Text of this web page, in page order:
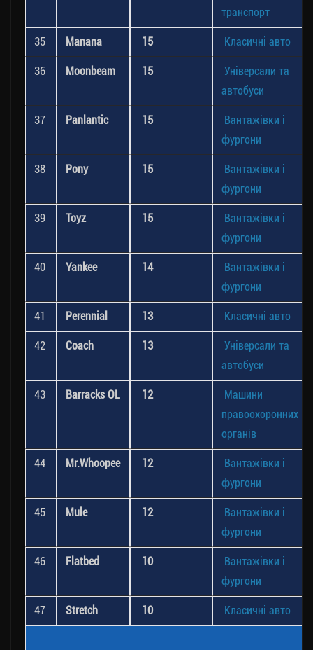
транспорт
35 Manana 15 Класичні авто
36 Moonbeam 15
Універсали та
автобуси
37 Panlantic 15
Вантажівки і
фургони
38 Pony 15
Вантажівки і
фургони
39 Toyz 15
Вантажівки і
фургони
40 Yankee 14
Вантажівки і
фургони
41 Perennial 13 Класичні авто
42 Coach 13
Універсали та
автобуси
43 Barracks OL 12
Машини
правоохоронних
органів
44 Mr.Whoopee 12
Вантажівки і
фургони
45 Mule 12
Вантажівки і
фургони
46 Flatbed 10
Вантажівки і
фургони
47 Stretch 10 Класичні авто